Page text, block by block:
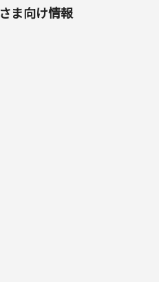
ま向け情報